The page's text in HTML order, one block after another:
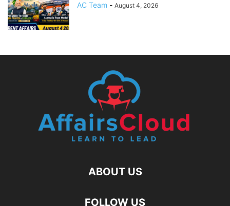
AC Team - August 4, 2026
ABOUT US
FOLLOW US